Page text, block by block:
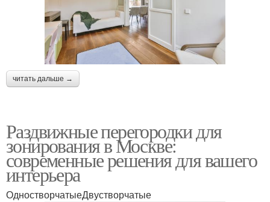
читать дальше →
Раздвижные перегородки для
зонирования в Москве:
современные решения для вашего
интерьера
ОдностворчатыеДвустворчатые